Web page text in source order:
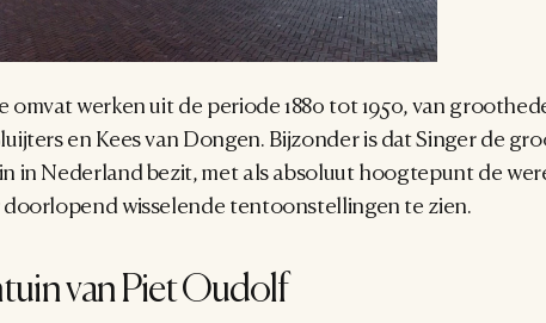
omvat werken uit de periode 1880 tot 1950, van
en Kees van Dongen. Bijzonder is dat Singer de
in Nederland bezit, met als absoluut hoogtepunt de
doorlopend wisselende tentoonstellingen te zien.
van Piet Oudolf